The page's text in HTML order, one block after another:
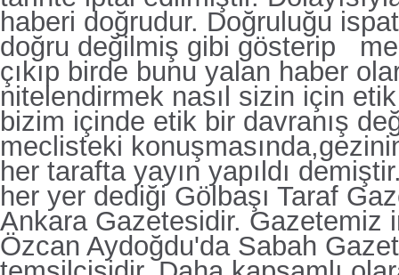
haberi doğrudur. Doğruluğu
doğru değilmiş gibi gösterip
çıkıp birde bunu yalan haber
nitelendirmek nasıl sizin için
bizim içinde etik bir davranış
meclisteki
her tarafta yayın yapıldı
her yer dediği Gölbaşı Taraf
Ankara Gazetesidir. Gazetemiz
Özcan Aydoğdu'da Sabah